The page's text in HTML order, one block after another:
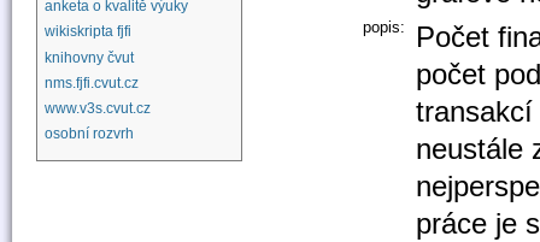
popis:
Počet
počet
transakcí
neustále
práce je
anketa o kvalitě výuky
wikiskripta fjfi
knihovny čvut
nms.fjfi.cvut.cz
www.v3s.cvut.cz
osobní rozvrh